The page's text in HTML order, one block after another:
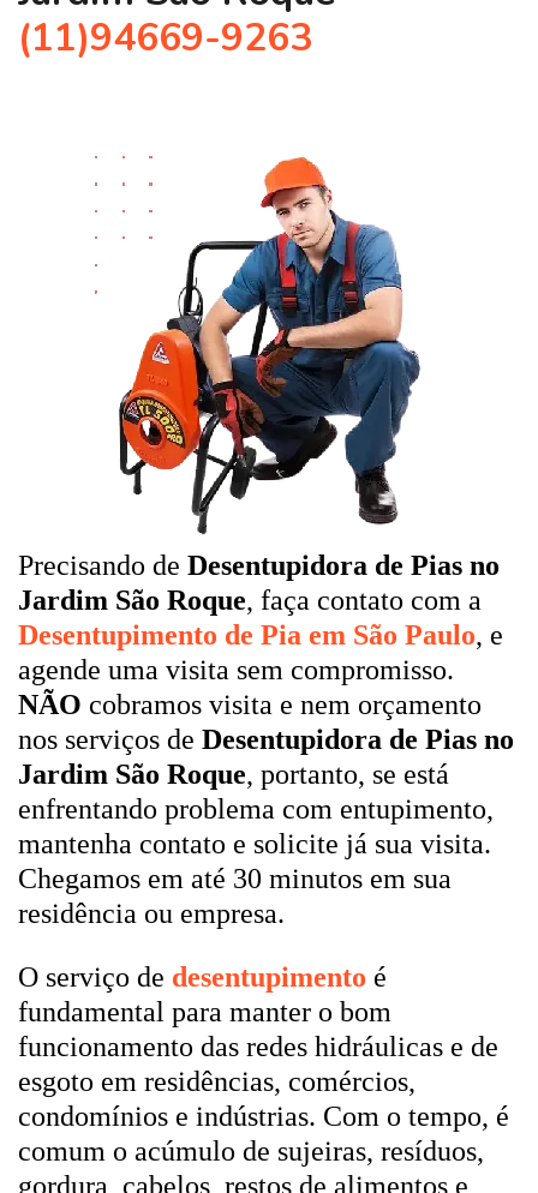
(11)94669-9263
Precisando de Desentupidora de Pias no
Jardim São Roque, faça contato com a
Desentupimento de Pia em São Paulo, e
agende uma visita sem compromisso.
NÃO cobramos visita e nem orçamento
nos serviços de Desentupidora de Pias no
Jardim São Roque, portanto, se está
enfrentando problema com entupimento,
mantenha contato e solicite já sua visita.
Chegamos em até 30 minutos em sua
residência ou empresa.
O serviço de desentupimento é
fundamental para manter o bom
funcionamento das redes hidráulicas e de
esgoto em residências, comércios,
condomínios e indústrias. Com o tempo, é
comum o acúmulo de sujeiras, resíduos,
gordura, cabelos, restos de alimentos e